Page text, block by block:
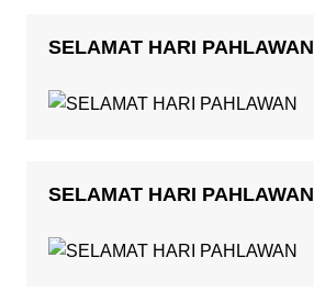
SELAMAT HARI PAHLAWAN
SELAMAT HARI PAHLAWAN